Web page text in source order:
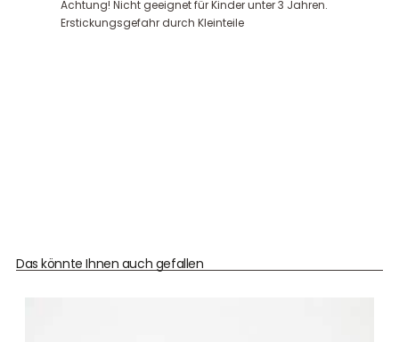
Achtung! Nicht geeignet für Kinder unter 3 Jahren.
Erstickungsgefahr durch Kleinteile
Das könnte Ihnen auch gefallen